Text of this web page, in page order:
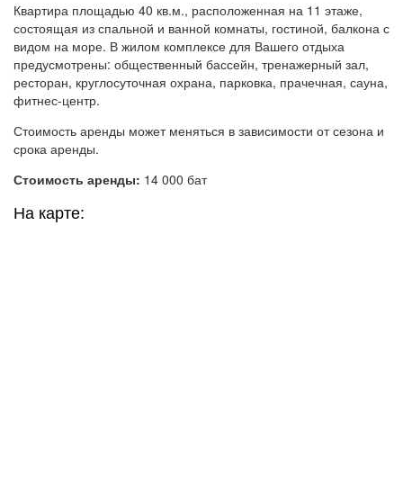
Квартира площадью 40 кв.м., расположенная на 11 этаже,
состоящая из спальной и ванной комнаты, гостиной, балкона с
видом на море. В жилом комплексе для Вашего отдыха
предусмотрены: общественный бассейн, тренажерный зал,
ресторан, круглосуточная охрана, парковка, прачечная, сауна,
фитнес-центр.
Стоимость аренды может меняться в зависимости от сезона и
срока аренды.
Стоимость аренды: 14 000 бат
На карте: